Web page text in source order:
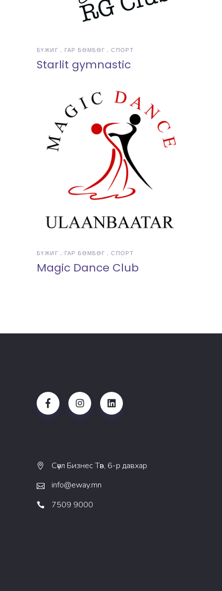
БҮЖИГ ГАР БӨМБӨГ СПОРТ
Starlit gymnastic
БҮЖИГ ГАР БӨМБӨГ СПОРТ
Magic Dance Club
Сөүл Бизнес Төв, 6-р давхар
info@eway.mn
7509 9000